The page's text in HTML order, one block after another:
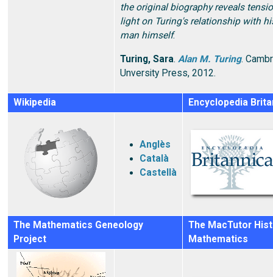
the original biography reveals
light on Turing's relationship with
man himself.
Turing, Sara. Alan M. Turing.
Unversity Press, 2012.
Wikipedia Encyclopedia
Anglès
Català
Castellà
The Mathematics Geneology
Project
The MacTutor
Mathematics